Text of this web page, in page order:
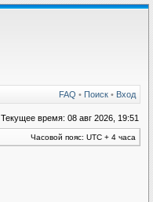
FAQ • Поиск • Вход
Текущее время: 08 авг 2026, 19:51
Часовой пояс: UTC + 4 часа